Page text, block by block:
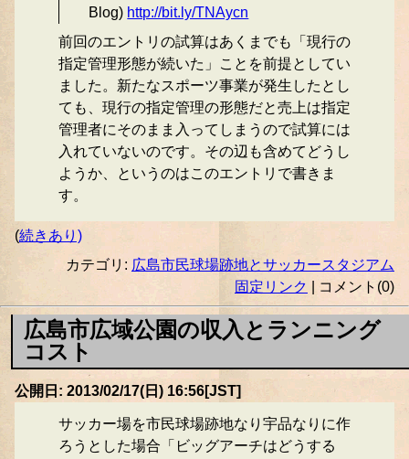
Blog) http://bit.ly/TNAycn
前回のエントリの試算はあくまでも「現行の
指定管理形態が続いた」ことを前提としてい
ました。新たなスポーツ事業が発生したとし
ても、現行の指定管理の形態だと売上は指定
管理者にそのまま入ってしまうので試算には
入れていないのです。その辺も含めてどうし
ようか、というのはこのエントリで書きま
す。
(続きあり)
カテゴリ: 広島市民球場跡地とサッカースタジアム
固定リンク
| コメント(0)
広島市広域公園の収入とランニング
コスト
公開日: 2013/02/17(日) 16:56[JST]
サッカー場を市民球場跡地なり宇品なりに作
ろうとした場合「ビッグアーチはどうする